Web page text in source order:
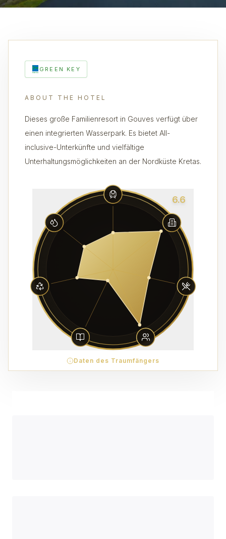
GREEN KEY
ABOUT THE HOTEL
Dieses große Familienresort in Gouves verfügt über
einen integrierten Wasserpark. Es bietet All-
inclusive-Unterkünfte und vielfältige
Unterhaltungsmöglichkeiten an der Nordküste Kretas.
6.6
Daten des Traumfängers